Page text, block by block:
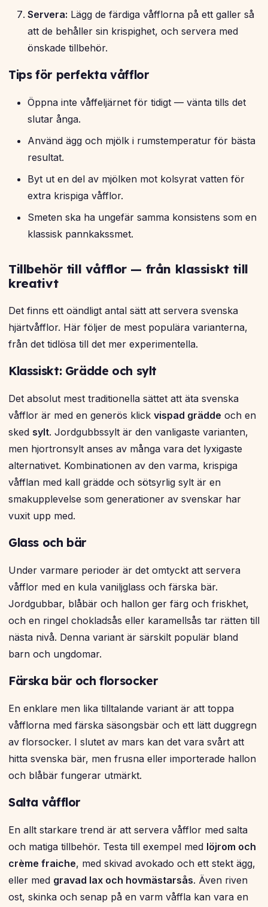
Servera: Lägg de färdiga våfflorna på ett galler så
att de behåller sin krispighet, och servera med
önskade tillbehör.
Tips för perfekta våfflor
Öppna inte våffeljärnet för tidigt — vänta tills det
slutar ånga.
Använd ägg och mjölk i rumstemperatur för bästa
resultat.
Byt ut en del av mjölken mot kolsyrat vatten för
extra krispiga våfflor.
Smeten ska ha ungefär samma konsistens som en
klassisk pannkakssmet.
Tillbehör till våfflor — från klassiskt till
kreativt
Det finns ett oändligt antal sätt att servera svenska
hjärtvåfflor. Här följer de mest populära varianterna,
från det tidlösa till det mer experimentella.
Klassiskt: Grädde och sylt
Det absolut mest traditionella sättet att äta svenska
våfflor är med en generös klick vispad grädde och en
sked sylt. Jordgubbssylt är den vanligaste varianten,
men hjortronsylt anses av många vara det lyxigaste
alternativet. Kombinationen av den varma, krispiga
våfflan med kall grädde och sötsyrlig sylt är en
smakupplevelse som generationer av svenskar har
vuxit upp med.
Glass och bär
Under varmare perioder är det omtyckt att servera
våfflor med en kula vaniljglass och färska bär.
Jordgubbar, blåbär och hallon ger färg och friskhet,
och en ringel chokladsås eller karamellsås tar rätten till
nästa nivå. Denna variant är särskilt populär bland
barn och ungdomar.
Färska bär och florsocker
En enklare men lika tilltalande variant är att toppa
våfflorna med färska säsongsbär och ett lätt duggregn
av florsocker. I slutet av mars kan det vara svårt att
hitta svenska bär, men frusna eller importerade hallon
och blåbär fungerar utmärkt.
Salta våfflor
En allt starkare trend är att servera våfflor med salta
och matiga tillbehör. Testa till exempel med löjrom och
crème fraiche, med skivad avokado och ett stekt ägg,
eller med gravad lax och hovmästarsås. Även riven
ost, skinka och senap på en varm våffla kan vara en